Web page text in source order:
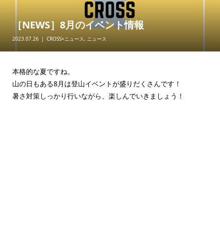
［NEWS］8月のイベント情報
2023.07.26 CROSS×ニュース, ニュース
本格的な夏ですね。
山の日もある8月は登山イベントが盛りだくさんです！
暑さ対策しっかり行いながら、楽しんでいきましょう！